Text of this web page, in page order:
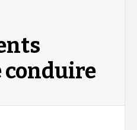
conduire